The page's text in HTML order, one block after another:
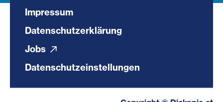
Impressum
Datenschutzerklärung
Jobs
Datenschutzeinstellungen